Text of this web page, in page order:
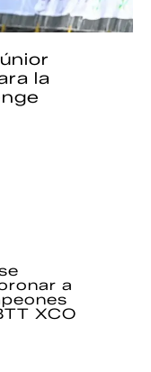
la
a
XCO